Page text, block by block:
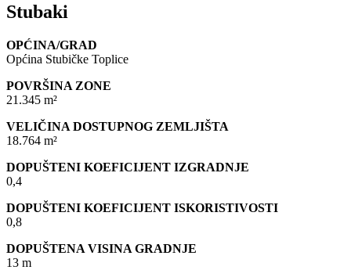
Stubaki
OPĆINA/GRAD
Općina Stubičke Toplice
POVRŠINA ZONE
21.345 m²
VELIČINA DOSTUPNOG ZEMLJIŠTA
18.764 m²
DOPUŠTENI KOEFICIJENT IZGRADNJE
0,4
DOPUŠTENI KOEFICIJENT ISKORISTIVOSTI
0,8
DOPUŠTENA VISINA GRADNJE
13 m